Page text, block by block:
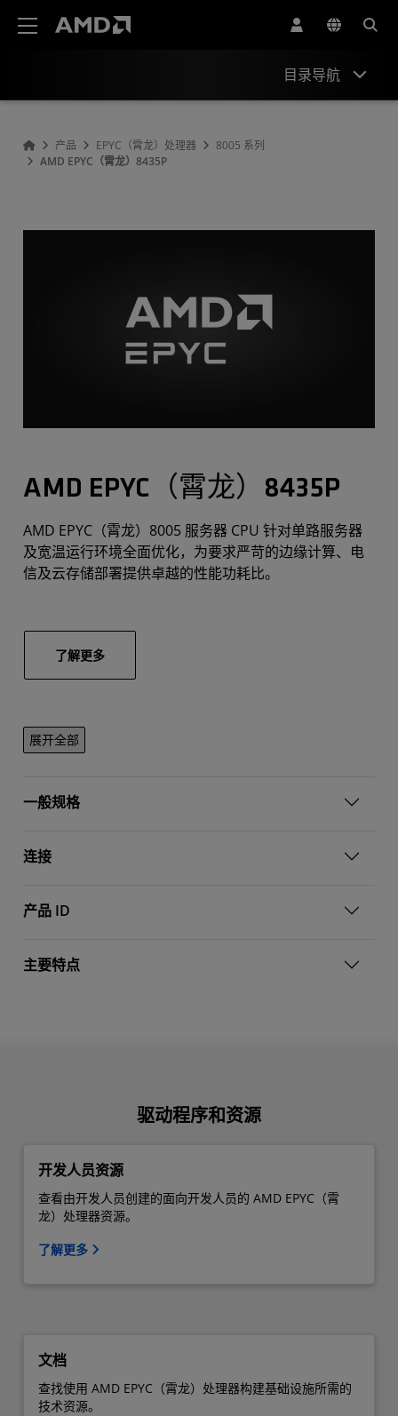
目录导航
产品 EPYC（霄龙）处理器
8005 系列
AMD EPYC（霄龙）8435P
AMD EPYC（霄龙）8435P
AMD EPYC（霄龙）8005 服务器 CPU 针对单路服务器
及宽温运行环境全面优化，为要求严苛的边缘计算、电
信及云存储部署提供卓越的性能功耗比。
了解更多
展开全部
一般规格
连接
产品 ID
主要特点
驱动程序和资源
开发人员资源
查看由开发人员创建的面向开发人员的 AMD EPYC（霄
龙）处理器资源。
了解更多
文档
查找使用 AMD EPYC（霄龙）处理器构建基础设施所需的
技术资源。